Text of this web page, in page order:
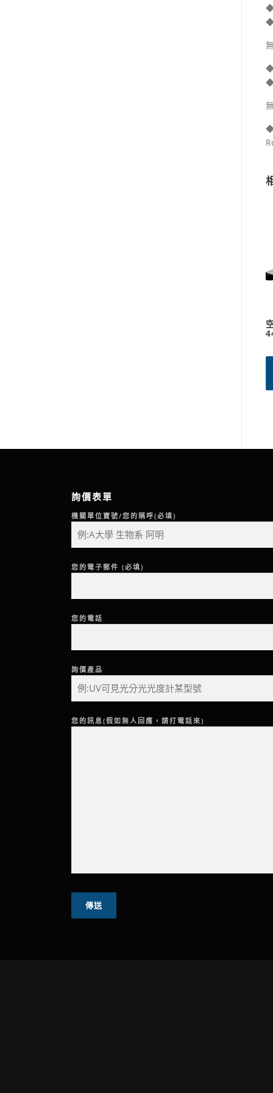
◆
◆
◆
◆
◆
詢價表單
機關單位寶號/您的稱呼(必填)
您的電子郵件 (必填)
您的電話
詢價產品
您的訊息(假如無人回應，請打電話來)